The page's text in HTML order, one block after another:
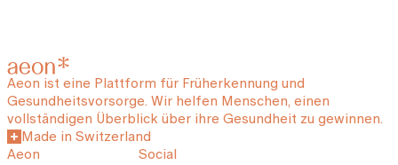
Aeon ist eine Plattform für Früherkennung und
Gesundheitsvorsorge. Wir helfen Menschen, einen
vollständigen Überblick über ihre Gesundheit zu gewinnen.
Made in Switzerland
Aeon
Social